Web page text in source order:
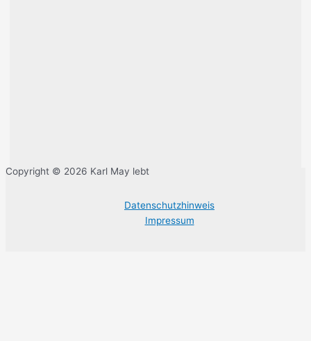
Copyright © 2026 Karl May lebt
Datenschutzhinweis
Impressum